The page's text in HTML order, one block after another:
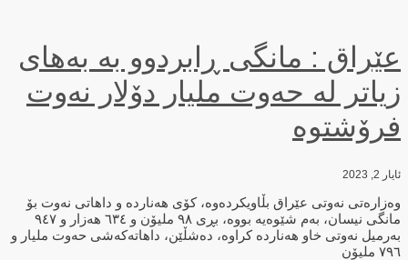
عێراق : مانگی ڕابردوو بە بەهای
زیاتر لە حەوت ملیار دۆلار نەوت
فرۆشتوە
ئایار 2, 2023
وەزارەتی نەوتی عێراق بڵاویكردەوە، كۆی هەناردە و داهاتی نەوت بۆ
مانگی نیسان، بەم شێوەیە بووە، بڕی ٩٨ ملیۆن و ٦٣٤ هەزار و ٩٤٧
بەرمیل نەوتی خاو هەناردە كراوە، دەشڵێن، داهاتەكەشی حەوت ملیار و
٧٩٦ ملیۆن